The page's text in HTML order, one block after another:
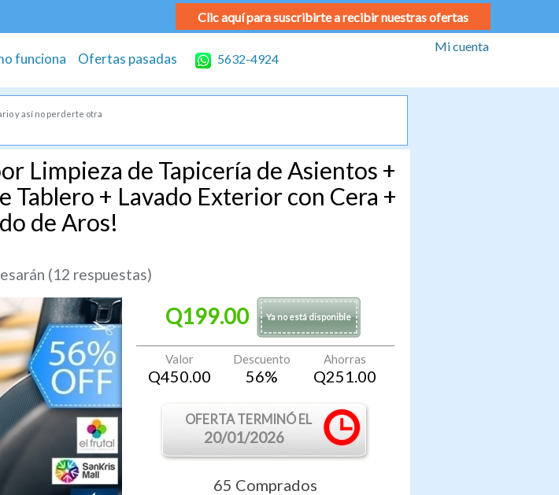
Clic aquí para suscribirte a recibir nuestras ofertas
funciona Ofertas pasadas 5632-4924
Mi cuenta
y así no perderte otra
Limpieza de Tapicería de Asientos +
Tablero + Lavado Exterior con Cera +
de Aros!
(12 respuestas)
Q199.00 Ya no está disponible
Valor
Q450.00
Descuento
56%
Ahorras
Q251.00
OFERTA TERMINÓ EL
20/01/2026
65 Comprados